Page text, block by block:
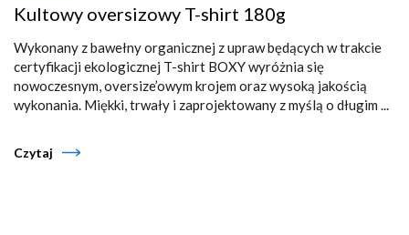
Kultowy oversizowy T-shirt 180g
Wykonany z bawełny organicznej z upraw będących w trakcie
certyfikacji ekologicznej T-shirt BOXY wyróżnia się
nowoczesnym, oversize’owym krojem oraz wysoką jakością
wykonania. Miękki, trwały i zaprojektowany z myślą o długim ...
Czytaj